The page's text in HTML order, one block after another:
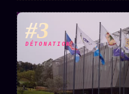
#3
DÉTONATION